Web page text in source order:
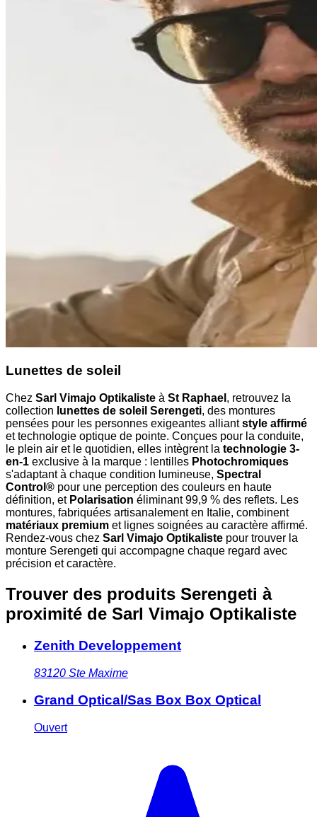
Lunettes de soleil
Chez Sarl Vimajo Optikaliste à St Raphael , retrouvez la
collection lunettes de soleil Serengeti, des montures
pensées pour les personnes exigeantes alliantstyle affirmé
et technologie optique de pointe. Conçues pour la conduite,
le plein air et le quotidien, elles intègrent la technologie 3-
en-1 exclusive à la marque : lentilles Photochromiques
s'adaptant à chaque condition lumineuse, Spectral
Control® pour une perception des couleurs en haute
définition, et Polarisation éliminant 99,9 % des reflets. Les
montures, fabriquées artisanalement en Italie, combinent
matériaux premium et lignes soignées au caractère affirmé.
Rendez-vous chez Sarl Vimajo Optikaliste pour trouver la
monture Serengeti qui accompagne chaque regard avec
précision et caractère.
Trouver des produits Serengeti à
proximité de Sarl Vimajo Optikaliste
Zenith Developpement
83120 Ste Maxime
Grand Optical/Sas Box Box Optical
Ouvert